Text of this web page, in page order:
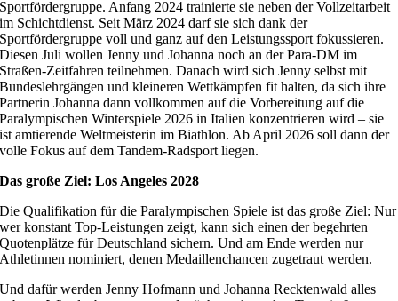
Sportfördergruppe. Anfang 2024 trainierte sie neben der Vollzeitarbeit
im Schichtdienst. Seit März 2024 darf sie sich dank der
Sportfördergruppe voll und ganz auf den Leistungssport fokussieren.
Diesen Juli wollen Jenny und Johanna noch an der Para-DM im
Straßen-Zeitfahren teilnehmen. Danach wird sich Jenny selbst mit
Bundeslehrgängen und kleineren Wettkämpfen fit halten, da sich ihre
Partnerin Johanna dann vollkommen auf die Vorbereitung auf die
Paralympischen Winterspiele 2026 in Italien konzentrieren wird – sie
ist amtierende Weltmeisterin im Biathlon. Ab April 2026 soll dann der
volle Fokus auf dem Tandem-Radsport liegen.
Das große Ziel: Los Angeles 2028
Die Qualifikation für die Paralympischen Spiele ist das große Ziel: Nur
wer konstant Top-Leistungen zeigt, kann sich einen der begehrten
Quotenplätze für Deutschland sichern. Und am Ende werden nur
Athletinnen nominiert, denen Medaillenchancen zugetraut werden.
Und dafür werden Jenny Hofmann und Johanna Recktenwald alles